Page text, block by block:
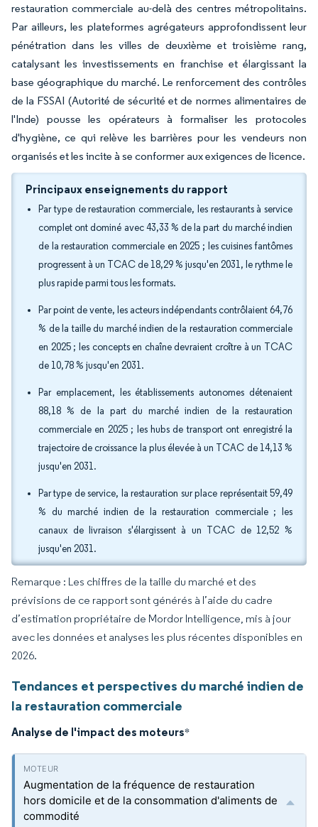
restauration commerciale au-delà des centres métropolitains.
Par ailleurs, les plateformes agrégateurs approfondissent leur
pénétration dans les villes de deuxième et troisième rang,
catalysant les investissements en franchise et élargissant la
base géographique du marché. Le renforcement des contrôles
de la FSSAI (Autorité de sécurité et de normes alimentaires de
l'Inde) pousse les opérateurs à formaliser les protocoles
d'hygiène, ce qui relève les barrières pour les vendeurs non
organisés et les incite à se conformer aux exigences de licence.
Principaux enseignements du rapport
Par type de restauration commerciale, les restaurants à service
complet ont dominé avec 43,33 % de la part du marché indien
de la restauration commerciale en 2025 ; les cuisines fantômes
progressent à un TCAC de 18,29 % jusqu'en 2031, le rythme le
plus rapide parmi tous les formats.
Par point de vente, les acteurs indépendants contrôlaient 64,76
% de la taille du marché indien de la restauration commerciale
en 2025 ; les concepts en chaîne devraient croître à un TCAC
de 10,78 % jusqu'en 2031.
Par emplacement, les établissements autonomes détenaient
88,18 % de la part du marché indien de la restauration
commerciale en 2025 ; les hubs de transport ont enregistré la
trajectoire de croissance la plus élevée à un TCAC de 14,13 %
jusqu'en 2031.
Par type de service, la restauration sur place représentait 59,49
% du marché indien de la restauration commerciale ; les
canaux de livraison s'élargissent à un TCAC de 12,52 %
jusqu'en 2031.
Remarque : Les chiffres de la taille du marché et des
prévisions de ce rapport sont générés à l’aide du cadre
d’estimation propriétaire de Mordor Intelligence, mis à jour
avec les données et analyses les plus récentes disponibles en
2026.
Tendances et perspectives du marché indien de
la restauration commerciale
Analyse de l'impact des moteurs*
Augmentation de la fréquence de restauration
hors domicile et de la consommation d'aliments de
commodité